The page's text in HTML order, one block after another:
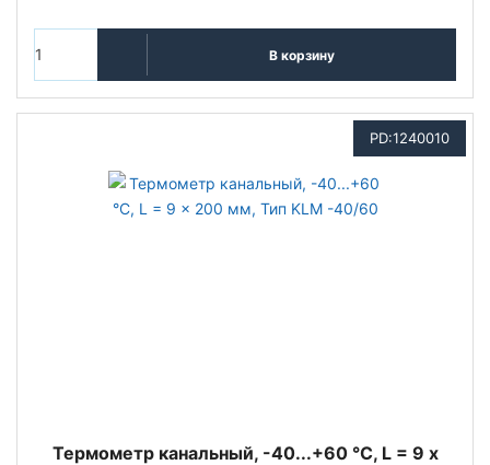
В корзину
PD:1240010
Термометр канальный, -40...+60 °C, L = 9 x